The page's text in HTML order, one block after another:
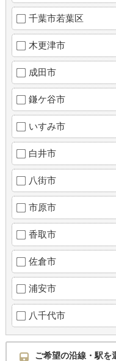
千葉市若葉区
木更津市
成田市
鎌ケ谷市
いすみ市
白井市
八街市
市原市
香取市
佐倉市
浦安市
八千代市
ご希望の沿線・駅を